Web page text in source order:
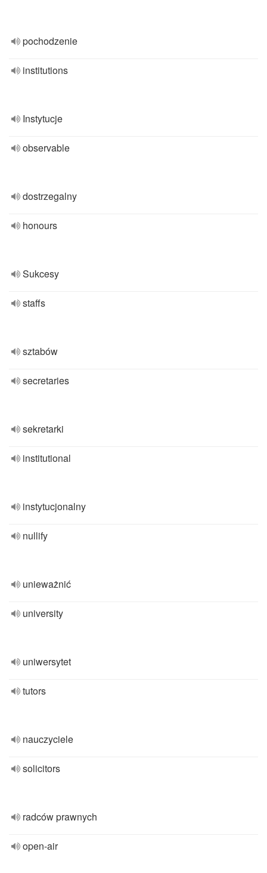
pochodzenie
institutions
Instytucje
observable
dostrzegalny
honours
Sukcesy
staffs
sztabów
secretaries
sekretarki
institutional
instytucjonalny
nullify
unieważnić
university
uniwersytet
tutors
nauczyciele
solicitors
radców prawnych
open-air